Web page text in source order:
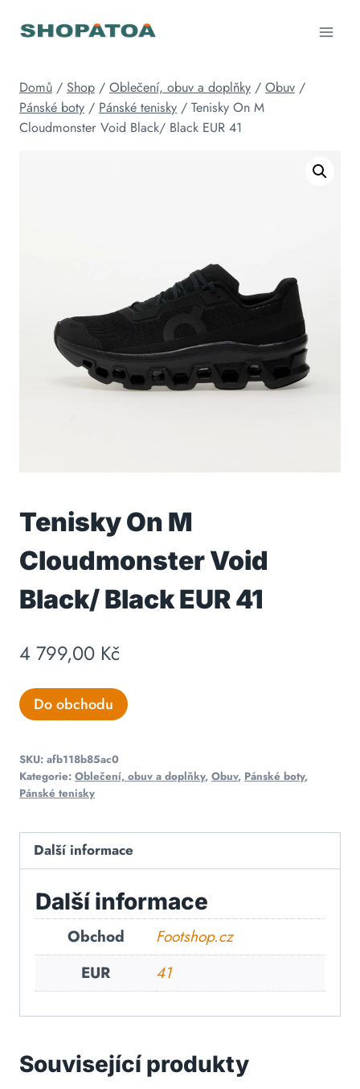
Domů / Shop / Oblečení, obuv a doplňky / Obuv /
Pánské boty / Pánské tenisky / Tenisky On M
Cloudmonster Void Black/ Black EUR 41
Tenisky On M
Cloudmonster Void
Black/ Black EUR 41
4 799,00 Kč
Do obchodu
SKU: afb118b85ac0
Kategorie: Oblečení, obuv a doplňky, Obuv, Pánské boty,
Pánské tenisky
Další informace
Další informace
Obchod
Footshop.cz
EUR
41
Související produkty